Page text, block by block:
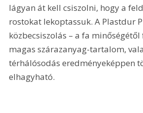
lágyan át kell csiszolni, hogy a
rostokat lekoptassuk. A Plastdur
közbecsiszolás – a fa minőségétől
magas szárazanyag-tartalom,
térhálósodás eredményeképpen
elhagyható.